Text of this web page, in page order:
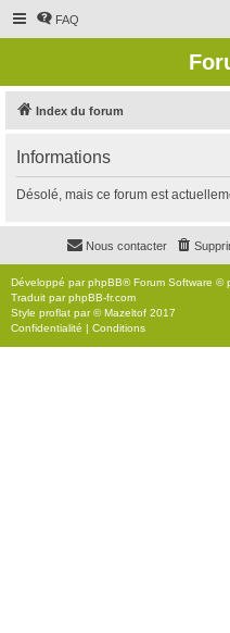
FAQ
Index du forum
Informations
Désolé, mais ce forum est
Nous contacter
Développé parphpBB® Forum Software ©
Traduit parphpBB-fr.com
Style proflat par ©Mazeltof 2017
Confidentialité | Conditions